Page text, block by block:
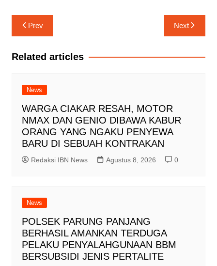
Navigasi
pos
Prev Next
Related articles
News
WARGA CIAKAR RESAH, MOTOR
NMAX DAN GENIO DIBAWA KABUR
ORANG YANG NGAKU PENYEWA
BARU DI SEBUAH KONTRAKAN
Redaksi IBN News Agustus 8, 2026 0
News
POLSEK PARUNG PANJANG
BERHASIL AMANKAN TERDUGA
PELAKU PENYALAHGUNAAN BBM
BERSUBSIDI JENIS PERTALITE